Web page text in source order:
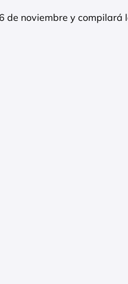
de noviembre y compilará